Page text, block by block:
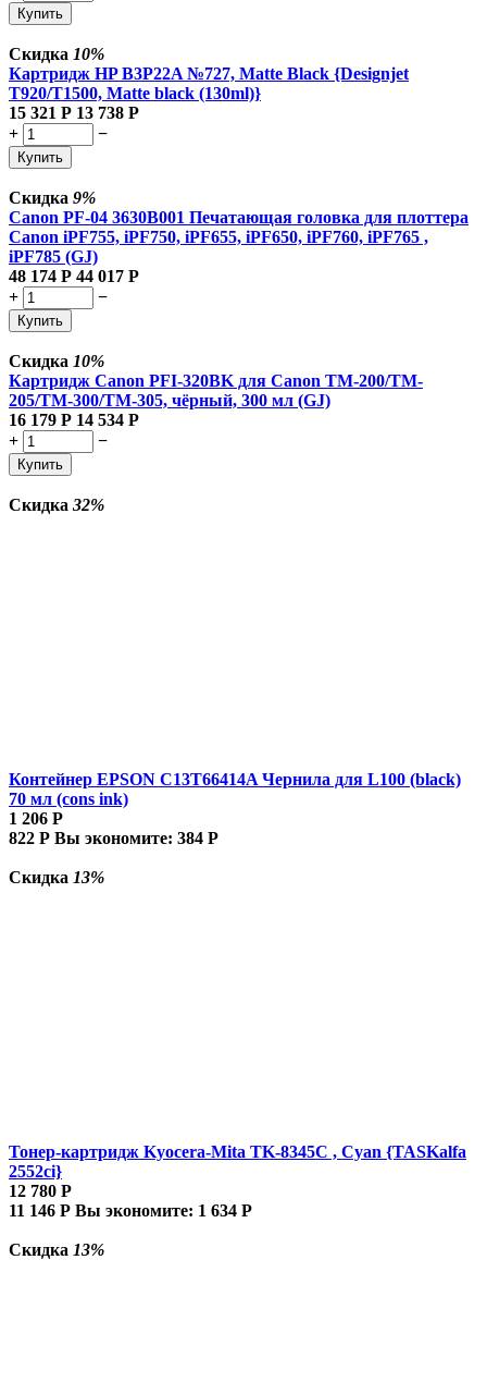
Купить
Скидка 10%
Картридж HP B3P22A №727, Matte Black {Designjet
T920/T1500, Matte black (130ml)}
15 321 Р 13 738 Р
+
−
Купить
Скидка 9%
Canon PF-04 3630B001 Печатающая головка для плоттера
Canon iPF755, iPF750, iPF655, iPF650, iPF760, iPF765 ,
iPF785 (GJ)
48 174 Р 44 017 Р
+
−
Купить
Скидка 10%
Картридж Canon PFI-320BK для Canon TM-200/TM-
205/TM-300/TM-305, чёрный, 300 мл (GJ)
16 179 Р 14 534 Р
+
−
Купить
Скидка 32%
Контейнер EPSON C13T66414A Чернила для L100 (black)
70 мл (cons ink)
1 206 Р
822 Р Вы экономите: 384 Р
Скидка 13%
Тонер-картридж Kyocera-Mita TK-8345C , Cyan {TASKalfa
2552ci}
12 780 Р
11 146 Р Вы экономите: 1 634 Р
Скидка 13%